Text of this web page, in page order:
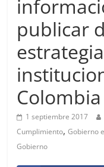
en
|
publicar
Colombia
1 septiembre 2017
Cumplimiento,Gobierno
Gobierno